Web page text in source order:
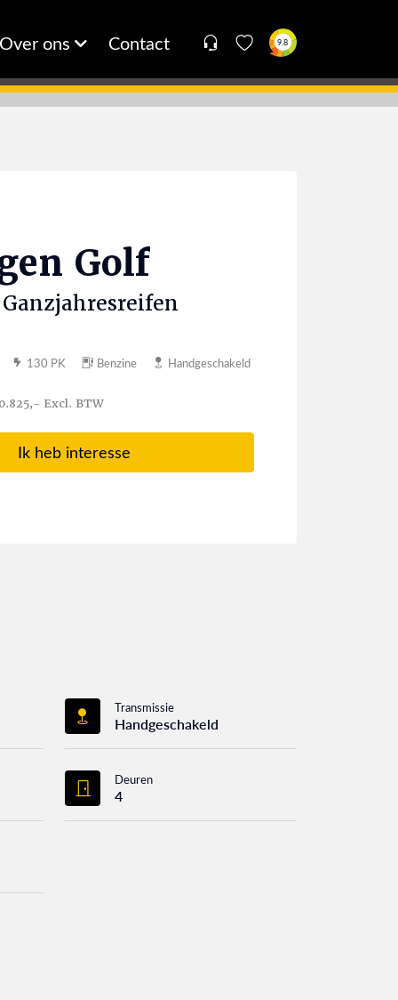
Over ons Contact 9.8
Golf
130 PK Benzine Handgeschakeld
Excl. BTW
Ik heb interesse
Transmissie
Handgeschakeld
Deuren
4